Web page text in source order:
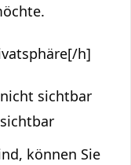
h]
sichtbar
können Sie